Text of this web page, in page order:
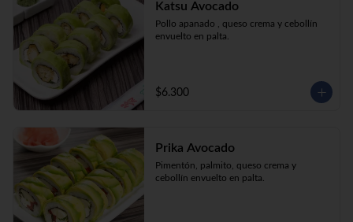
Katsu Avocado
Pollo apanado , queso crema y cebollín
envuelto en palta.
$6.300
Prika Avocado
Pimentón, palmito, queso crema y
cebollín envuelto en palta.